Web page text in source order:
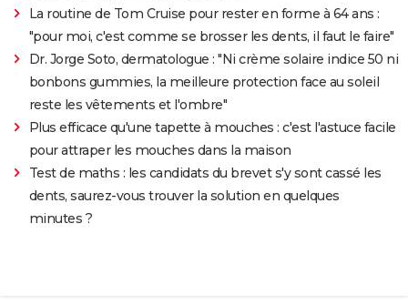
La routine de Tom Cruise pour rester en forme à 64 ans :
"pour moi, c'est comme se brosser les dents, il faut le faire"
Dr. Jorge Soto, dermatologue : "Ni crème solaire indice 50 ni
bonbons gummies, la meilleure protection face au soleil
reste les vêtements et l'ombre"
Plus efficace qu'une tapette à mouches : c'est l'astuce facile
pour attraper les mouches dans la maison
Test de maths : les candidats du brevet s'y sont cassé les
dents, saurez-vous trouver la solution en quelques
minutes ?